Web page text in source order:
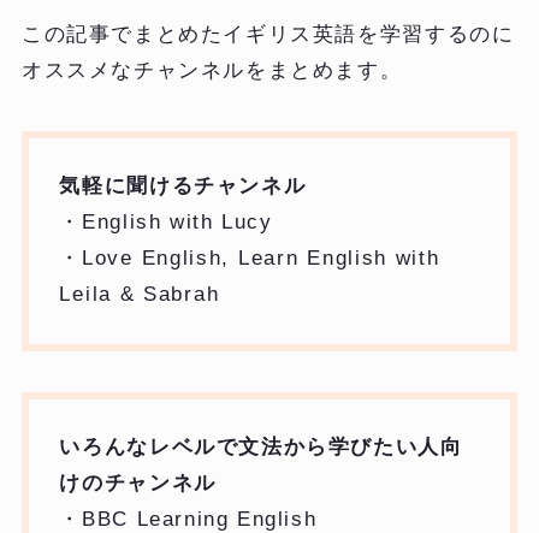
この記事でまとめたイギリス英語を学習するのに
オススメなチャンネルをまとめます。
気軽に聞けるチャンネル
・English with Lucy
・ Love English, Learn English with
Leila & Sabrah
いろんなレベルで文法から学びたい人向
けのチャンネル
・BBC Learning English